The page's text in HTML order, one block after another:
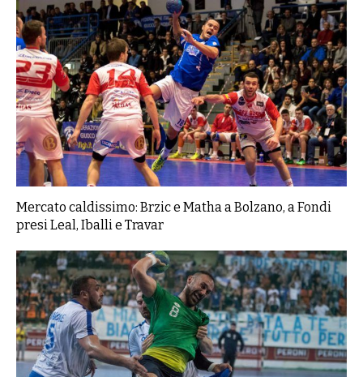
Mercato caldissimo: Brzic e Matha a Bolzano, a Fondi
presi Leal, Iballi e Travar